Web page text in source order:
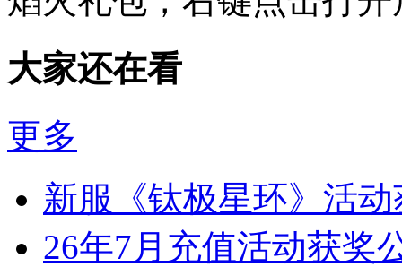
大家还在看
更多
新服《钛极星环》活
26年7月充值活动获奖